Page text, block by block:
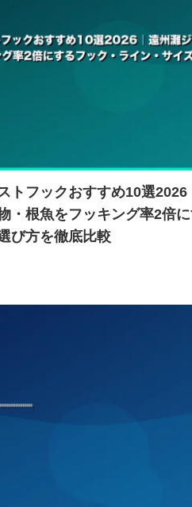
トフックおすすめ10選
・根魚をフッキング率2倍
び方を徹底比較